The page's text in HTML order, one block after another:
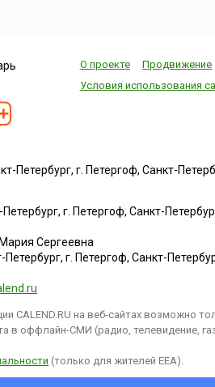
О проекте Продвижение
Условия использования
Петербург, г. Петергоф, Санкт-
г. Петергоф, Санкт-
Сергеевна
Петербург, г. Петергоф,Санкт-
CALEND.RU на веб-сайтах возможно
в оффлайн-СМИ (радио, телевидение,
(только для жителей EEA).